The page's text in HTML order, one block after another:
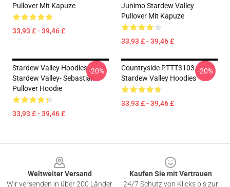
Pullover Mit Kapuze
33,93 £ - 39,46 £
Junimo Stardew Valley
Pullover Mit Kapuze
33,93 £ - 39,46 £
Stardew Valley Hoodies -
Stardew Valley- Sebastian
Pullover Hoodie
33,93 £ - 39,46 £
-20%
Countryside PTTT3103
Stardew Valley Hoodies
33,93 £ - 39,46 £
-20%
Weltweiter Versand
Wir versenden in über 200 Länder
Kaufen Sie mit Vertrauen
24/7 Schutz von Klicks bis zur